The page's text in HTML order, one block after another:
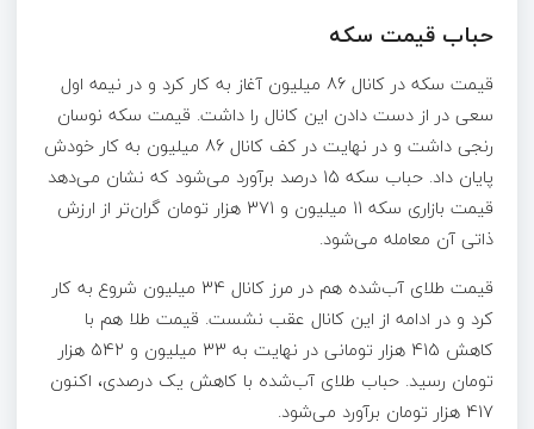
حباب قیمت سکه
قیمت سکه در کانال 86 میلیون آغاز به کار کرد و در نیمه اول
سعی در از دست دادن این کانال را داشت. قیمت سکه نوسان
رنجی داشت و در نهایت در کف کانال 86 میلیون به کار خودش
پایان داد. حباب سکه 15 درصد برآورد می‌شود که نشان می‌دهد
قیمت بازاری سکه 11 میلیون و 371 هزار تومان گران‌تر از ارزش
ذاتی آن معامله می‌شود.
قیمت طلای آب‌شده هم در مرز کانال 34 میلیون شروع به کار
کرد و در ادامه از این کانال عقب نشست. قیمت طلا هم با
کاهش 415 هزار تومانی در نهایت به 33 میلیون و 542 هزار
تومان رسید. حباب طلای آب‌شده با کاهش یک درصدی، اکنون
417 هزار تومان برآورد می‌شود.